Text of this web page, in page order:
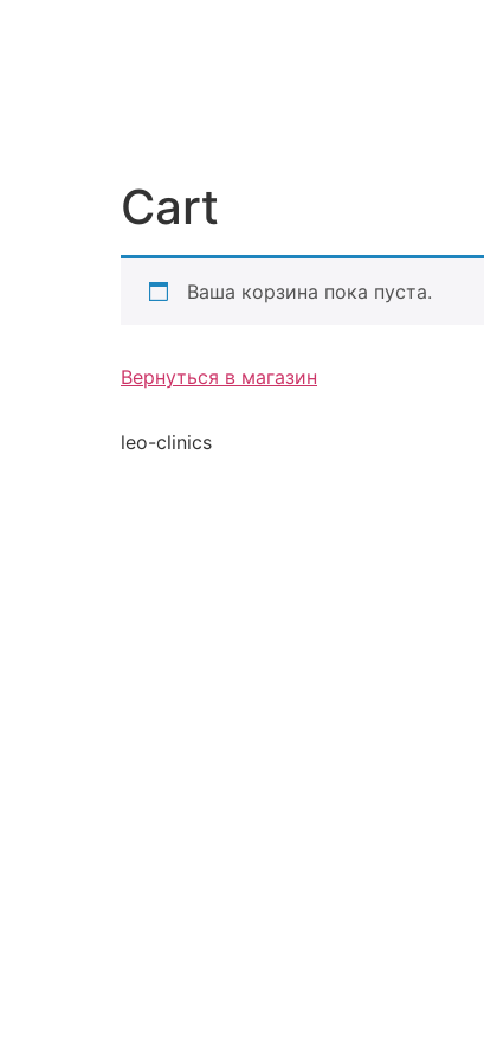
Cart
Ваша корзина пока пуста.
Вернуться в магазин
leo-clinics